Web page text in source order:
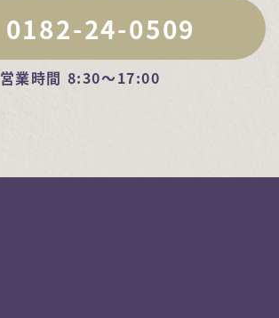
0182-24-0509
営業時間 8:30～17:00